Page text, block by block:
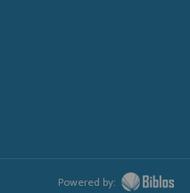
Powered by: